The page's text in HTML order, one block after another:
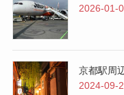
2026-01-
京都駅周
2024-09-